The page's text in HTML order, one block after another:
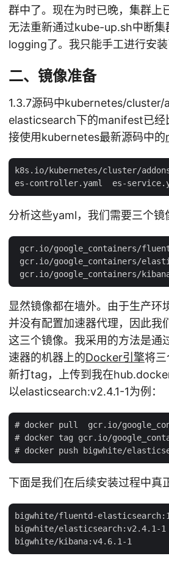
群中了。现在为时已晚，集群上
无法重新通过kube-up.sh中断
logging了。我只能手工进行安装
二、镜像准备
1.3.7源码中kubernetes/
elasticsearch下的manifest已经
接使用kubernetes最新源码中的
k8s.io/kubernetes/cluster/
分析这些yaml，我们需要三个镜
gcr.io/google_containers/
gcr.io/google_containers/
显然镜像都在墙外。由于生产环
并没有配置加速器代理，因此我
这三个镜像。我采用的方法是通
速器的机器上的Docker引擎将
新打tag，上传到我在
以elasticsearch:v2.4.1-1为例：
# docker pull  gcr.io/
# docker tag gcr.io/
下面是我们在后续安装过程中真
bigwhite/fluentd-
bigwhite/elasticsearch:v2.4.1-1